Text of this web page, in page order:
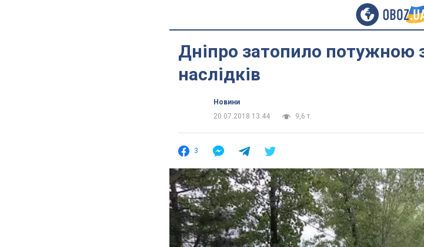
Дніпро затопило потужною
наслідків
Новини
20.07.2018 13:44
9,6 т.
3